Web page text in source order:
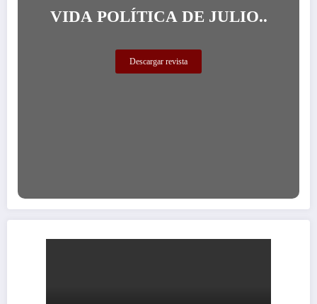
VIDA POLÍTICA DE JULIO..
Descargar revista